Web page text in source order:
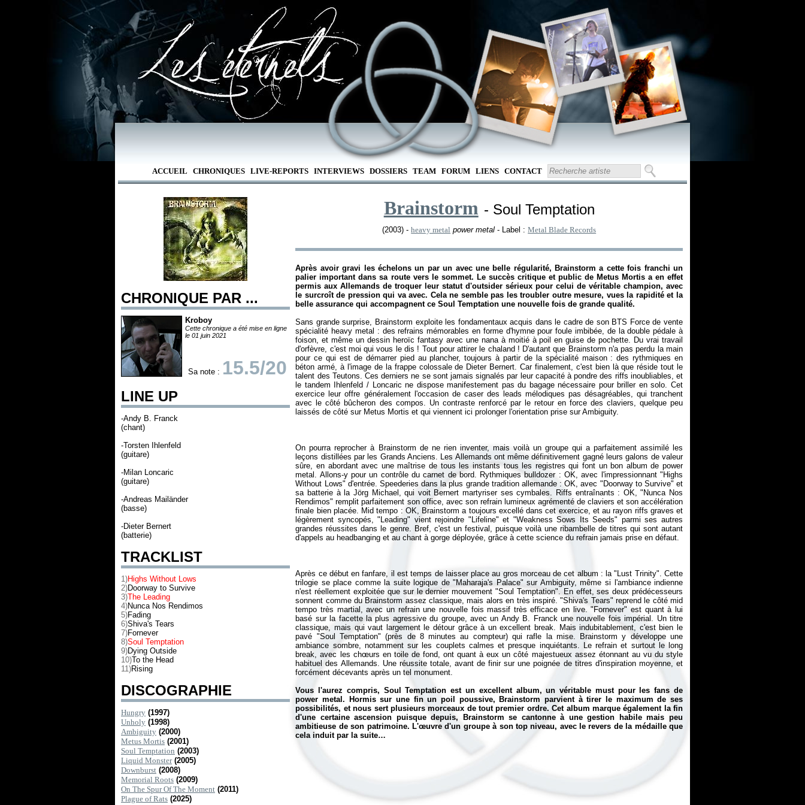
ACCUEIL CHRONIQUES LIVE-REPORTS INTERVIEWS DOSSIERS TEAM FORUM LIENS CONTACT
CHRONIQUE PAR ...
Kroboy
Cette chronique a été mise en ligne
le 01 juin 2021
Sa note : 15.5/20
LINE UP
-Andy B. Franck
(chant)
-Torsten Ihlenfeld
(guitare)
-Milan Loncaric
(guitare)
-Andreas Mailänder
(basse)
-Dieter Bernert
(batterie)
TRACKLIST
1)Highs Without Lows
2)Doorway to Survive
3)The Leading
4)Nunca Nos Rendimos
5)Fading
6)Shiva's Tears
7)Fornever
8)Soul Temptation
9)Dying Outside
10)To the Head
11)Rising
DISCOGRAPHIE
Hungry (1997)
Unholy (1998)
Ambiguity (2000)
Metus Mortis (2001)
Soul Temptation (2003)
Liquid Monster (2005)
Downburst (2008)
Memorial Roots (2009)
On The Spur Of The Moment (2011)
Plague of Rats (2025)
Brainstorm - Soul Temptation
(2003) -heavy metal power metal - Label :Metal Blade Records
Après avoir gravi les échelons un par un avec une belle régularité, Brainstorm a cette fois franchi un
palier important dans sa route vers le sommet. Le succès critique et public de Metus Mortisa en effet
permis aux Allemands de troquer leur statut d'outsider sérieux pour celui de véritable champion, avec
le surcroît de pression qui va avec. Cela ne semble pas les troubler outre mesure, vues la rapidité et la
belle assurance qui accompagnent ceSoul Temptation une nouvelle fois de grande qualité.
Sans grande surprise, Brainstorm exploite les fondamentaux acquis dans le cadre de son BTS Force de vente
spécialité heavy metal : des refrains mémorables en forme d'hymne pour foule imbibée, de la double pédale à
foison, et même un dessin heroïc fantasy avec une nana à moitié à poil en guise de pochette. Du vrai travail
d'orfèvre, c'est moi qui vous le dis ! Tout pour attirer le chaland ! D'autant que Brainstorm n'a pas perdu la main
pour ce qui est de démarrer pied au plancher, toujours à partir de la spécialité maison : des rythmiques en
béton armé, à l'image de la frappe colossale de Dieter Bernert. Car finalement, c'est bien là que réside tout le
talent des Teutons. Ces derniers ne se sont jamais signalés par leur capacité à pondre des riffs inoubliables, et
le tandem Ihlenfeld / Loncaric ne dispose manifestement pas du bagage nécessaire pour briller en solo. Cet
exercice leur offre généralement l'occasion de caser des leads mélodiques pas désagréables, qui tranchent
avec le côté bûcheron des compos. Un contraste renforcé par le retour en force des claviers, quelque peu
laissés de côté sur Metus Mortis et qui viennent ici prolonger l'orientation prise surAmbiguity
On pourra reprocher à Brainstorm de ne rien inventer, mais voilà un groupe qui a parfaitement assimilé les
leçons distillées par les Grands Anciens. Les Allemands ont même définitivement gagné leurs galons de valeur
sûre, en abordant avec une maîtrise de tous les instants tous les registres qui font un bon album de power
metal. Allons-y pour un contrôle du carnet de bord. Rythmiques bulldozer : OK, avec l'impressionnant "Highs
Without Lows" d'entrée. Speederies dans la plus grande tradition allemande : OK, avec "Doorway to Survive" et
sa batterie à la Jörg Michael, qui voit Bernert martyriser ses cymbales. Riffs entraînants : OK, "Nunca Nos
Rendimos" remplit parfaitement son office, avec son refrain lumineux agrémenté de claviers et son accélération
finale bien placée. Mid tempo : OK, Brainstorm a toujours excellé dans cet exercice, et au rayon riffs graves et
légèrement syncopés, "Leading" vient rejoindre "Lifeline" et "Weakness Sows Its Seeds" parmi ses autres
grandes réussites dans le genre. Bref, c'est un festival, puisque voilà une ribambelle de titres qui sont autant
Après ce début en fanfare, il est temps de laisser place au gros morceau de cet album : la "Lust Trinity". Cette
trilogie se place comme la suite logique de "Maharaja's Palace" sur Ambiguity, même si l'ambiance indienne
n'est réellement exploitée que sur le dernier mouvement "Soul Temptation". En effet, ses deux prédécesseurs
sonnent comme du Brainstorm assez classique, mais alors en très inspiré. "Shiva's Tears" reprend le côté mid
tempo très martial, avec un refrain une nouvelle fois massif très efficace en live. "Fornever" est quant à lui
basé sur la facette la plus agressive du groupe, avec un Andy B. Franck une nouvelle fois impérial. Un titre
classique, mais qui vaut largement le détour grâce à un excellent break. Mais indubitablement, c'est bien le
pavé "Soul Temptation" (près de 8 minutes au compteur) qui rafle la mise. Brainstorm y développe une
ambiance sombre, notamment sur les couplets calmes et presque inquiétants. Le refrain et surtout le long
break, avec les chœurs en toile de fond, ont quant à eux un côté majestueux assez étonnant au vu du style
habituel des Allemands. Une réussite totale, avant de finir sur une poignée de titres d'inspiration moyenne, et
forcément décevants après un tel monument.
Vous l'aurez compris, Soul Temptation est un excellent album, un véritable must pour les fans de
power metal. Hormis sur une fin un poil poussive, Brainstorm parvient à tirer le maximum de ses
possibilités, et nous sert plusieurs morceaux de tout premier ordre. Cet album marque également la fin
d'une certaine ascension puisque depuis, Brainstorm se cantonne à une gestion habile mais peu
ambitieuse de son patrimoine. L'œuvre d'un groupe à son top niveau, avec le revers de la médaille que
cela induit par la suite…